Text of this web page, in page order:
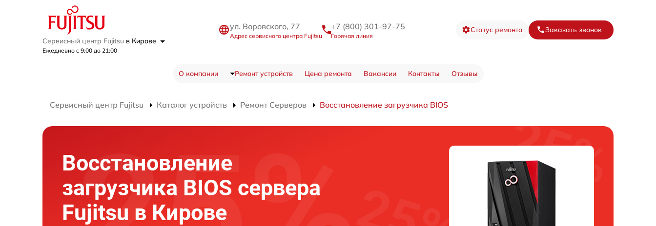
Сервисный центр Fujitsu в Кирове
Ежедневно с 9:00 до 21:00
ул. Воровского, 77
Адрес сервисного центра Fujitsu
+7 (800) 301-97-75
Горячая линия
Статус ремонта Заказать звонок
О компании Ремонт устройств Цена ремонта Вакансии Контакты Отзывы
Сервисный центр Fujitsu Каталог устройств Ремонт Серверов Восстановление загрузчика BIOS
Восстановление
загрузчика BIOS сервера
Fujitsu в Кирове